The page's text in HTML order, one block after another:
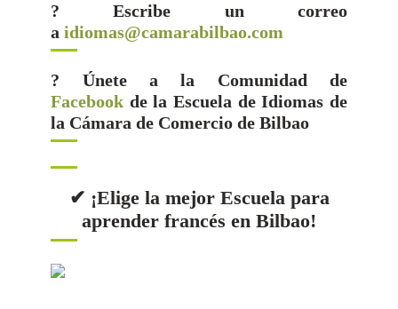
? Escribe un correo
aidiomas@camarabilbao.com
? Únete a la Comunidad de
Facebook de la Escuela de Idiomas de
la Cámara de Comercio de Bilbao
✔ ¡Elige la mejor Escuela para
aprender francés en Bilbao!